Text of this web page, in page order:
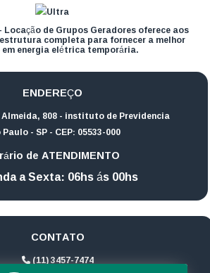
de Grupos Geradores oferece aos
completa para fornecer a melhor
energia elétrica temporária.
ENDEREÇO
808 - instituto de Previdencia
Paulo - SP - CEP: 05533-000
de ATENDIMENTO
a Sexta: 06hs ás 00hs
CONTATO
(11) 3457-7474